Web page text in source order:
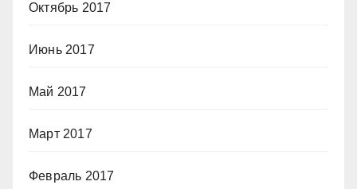
Октябрь 2017
Июнь 2017
Май 2017
Март 2017
Февраль 2017